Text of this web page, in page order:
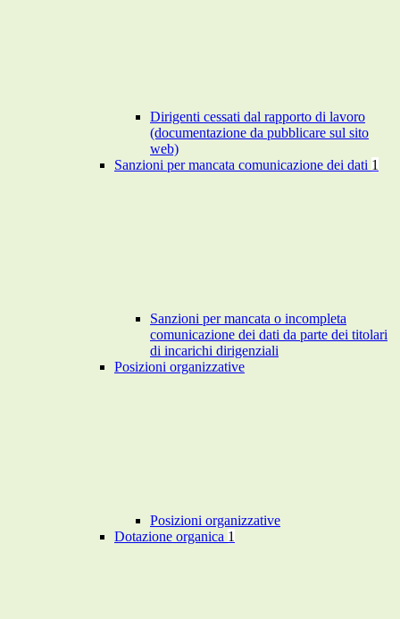
Dirigenti cessati dal rapporto di lavoro
(documentazione da pubblicare sul sito
web)
Sanzioni per mancata comunicazione dei dati 1
Sanzioni per mancata o incompleta
comunicazione dei dati da parte dei titolari
di incarichi dirigenziali
Posizioni organizzative
Posizioni organizzative
Dotazione organica 1